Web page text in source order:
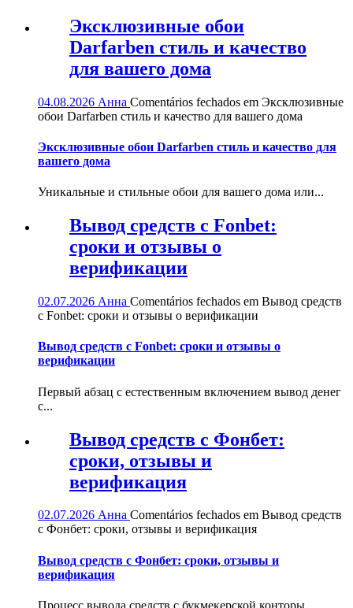
Эксклюзивные обои
Darfarben стиль и качество
для вашего дома
04.08.2026 Анна Comentários fechados em Эксклюзивные
обои Darfarben стиль и качество для вашего дома
Эксклюзивные обои Darfarben стиль и качество для
вашего дома
Уникальные и стильные обои для вашего дома или...
Вывод средств с Fonbet:
сроки и отзывы о
верификации
02.07.2026 Анна Comentários fechados em Вывод средств
с Fonbet: сроки и отзывы о верификации
Вывод средств с Fonbet: сроки и отзывы о
верификации
Первый абзац с естественным включением вывод денег
с...
Вывод средств с Фонбет:
сроки, отзывы и
верификация
02.07.2026 Анна Comentários fechados em Вывод средств
с Фонбет: сроки, отзывы и верификация
Вывод средств с Фонбет: сроки, отзывы и
верификация
Процесс вывода средств с букмекерской конторы